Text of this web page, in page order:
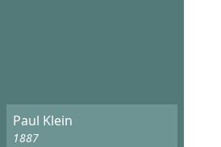
Paul Klein
1887